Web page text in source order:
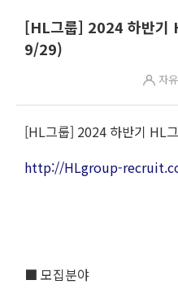
[HL그룹] 2024 하반기
9/29)
자
[HL그룹] 2024 하반기 HL
http://HLgroup-
■ 모집분야